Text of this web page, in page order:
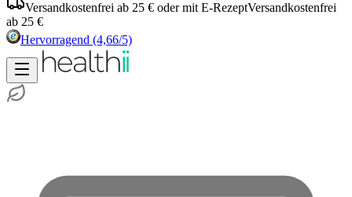
Versandkostenfrei ab 25 € oder mit E-RezeptVersandkostenfrei
ab 25 €
Hervorragend (4,66/5)